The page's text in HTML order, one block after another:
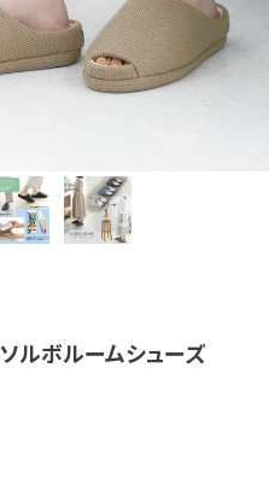
ソルボルームシューズ